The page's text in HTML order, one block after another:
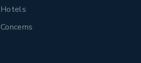
Hotels
Concerns